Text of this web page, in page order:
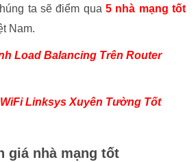
ta sẽ điểm qua 5 nhà mạng tốt
Nam.
Load Balancing Trên Router
Linksys Xuyên Tường Tốt
giá nhà mạng tốt